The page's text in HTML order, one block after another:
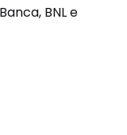
BNL e